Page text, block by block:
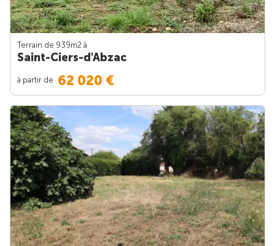
Terrain de 939m2 à
Saint-Ciers-d'Abzac
à partir de 62 020 €